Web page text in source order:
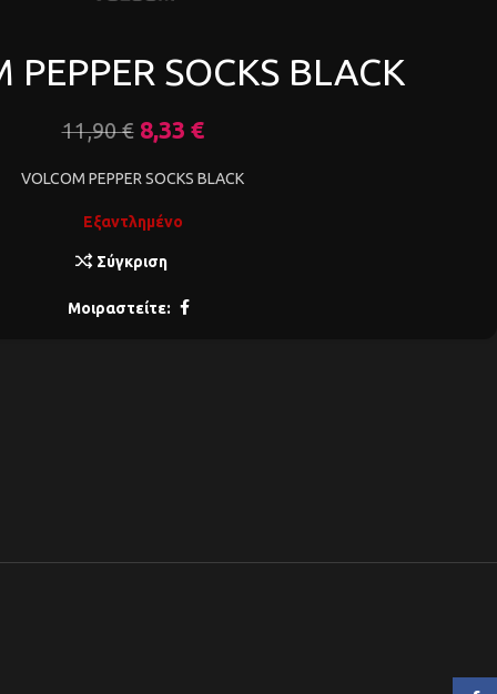
PEPPER SOCKS BLACK
11,90€ 8,33 €
VOLCOM PEPPER SOCKS BLACK
Εξαντλημένο
Σύγκριση
Μοιραστείτε: